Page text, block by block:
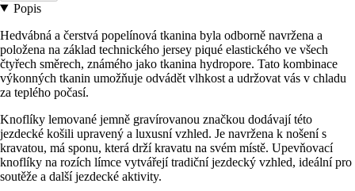
Popis
Hedvábná a čerstvá popelínová tkanina byla odborně navržena a
položena na základ technického jersey piqué elastického ve všech
čtyřech směrech, známého jako tkanina hydropore. Tato kombinace
výkonných tkanin umožňuje odvádět vlhkost a udržovat vás v chladu
za teplého počasí.
Knoflíky lemované jemně gravírovanou značkou dodávají této
jezdecké košili upravený a luxusní vzhled. Je navržena k nošení s
kravatou, má sponu, která drží kravatu na svém místě. Upevňovací
knoflíky na rozích límce vytvářejí tradiční jezdecký vzhled, ideální pro
soutěže a další jezdecké aktivity.